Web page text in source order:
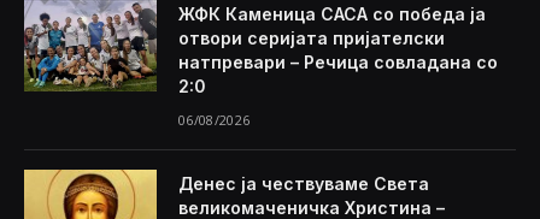
ЖФК Каменица САСА со победа ја
отвори серијата пријателски
натпревари – Речица совладана со
2:0
06/08/2026
Денес ја чествуваме Света
великомаченичка Христина –